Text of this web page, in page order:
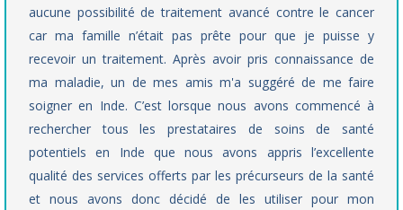
aucune possibilité de traitement avancé contre le cancer
car ma famille n’était pas prête pour que je puisse y
recevoir un traitement. Après avoir pris connaissance de
ma maladie, un de mes amis m'a suggéré de me faire
soigner en Inde. C’est lorsque nous avons commencé à
rechercher tous les prestataires de soins de santé
potentiels en Inde que nous avons appris l’excellente
qualité des services offerts par les précurseurs de la santé
et nous avons donc décidé de les utiliser pour mon